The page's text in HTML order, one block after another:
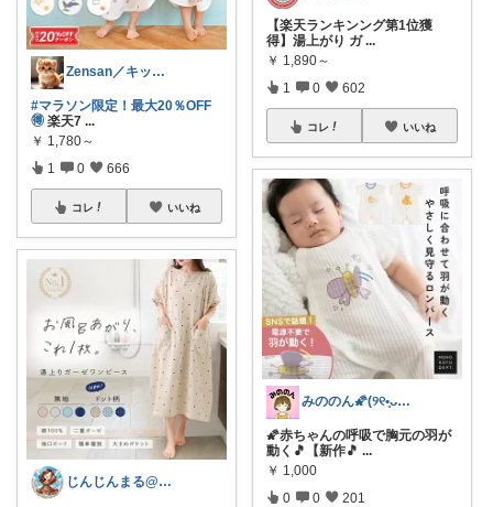
Zensan／キッズ☆ベビーROOM
#マラソン限定！最大20％OFF
🉐 楽天7 ...
￥ 1,780～
1 0 666
コレ いいね
じんじんまる@2歳児ママ
【楽天ランキンング第1位獲
得】湯上がり ガ ...
￥ 1,890～
1 0 602
コレ いいね
みののん🌠(୨୧•͈ᴗ•͈)感謝♡
🌠赤ちゃんの呼吸で胸元の羽が
動く🎵【新作🎵 ...
￥ 1,000
0 0 201